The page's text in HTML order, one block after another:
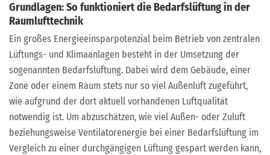
Grundlagen: So funktioniert die Bedarfslüftung in der
Raumlufttechnik
Ein großes Energieeinsparpotenzial beim Betrieb von zentralen
Lüftungs- und Klimaanlagen besteht in der Umsetzung der
sogenannten Bedarfslüftung. Dabei wird dem Gebäude, einer
Zone oder einem Raum stets nur so viel Außenluft zugeführt,
wie aufgrund der dort aktuell vorhandenen Luftqualität
notwendig ist. Um abzuschätzen, wie viel Außen- oder Zuluft
beziehungsweise Ventilatorenergie bei einer Bedarfslüftung im
Vergleich zu einer durchgängigen Lüftung gespart werden kann,